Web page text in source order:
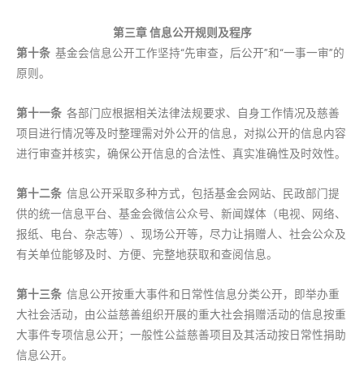
第三章 信息公开规则及程序
第十条 基金会信息公开工作坚持“先审查，后公开”和“一事一审”的
原则。
第十一条 各部门应根据相关法律法规要求、自身工作情况及慈善
项目进行情况等及时整理需对外公开的信息，对拟公开的信息内容
进行审查并核实，确保公开信息的合法性、真实准确性及时效性。
第十二条 信息公开采取多种方式，包括基金会网站、民政部门提
供的统一信息平台、基金会微信公众号、新闻媒体（电视、网络、
报纸、电台、杂志等）、现场公开等，尽力让捐赠人、社会公众及
有关单位能够及时、方便、完整地获取和查阅信息。
第十三条 信息公开按重大事件和日常性信息分类公开，即举办重
大社会活动，由公益慈善组织开展的重大社会捐赠活动的信息按重
大事件专项信息公开；一般性公益慈善项目及其活动按日常性捐助
信息公开。